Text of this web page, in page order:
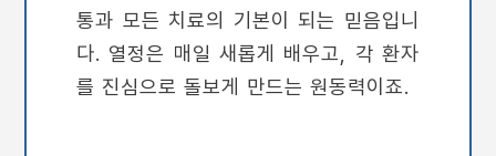
통과 모든 치료의 기본이 되는 믿음입니
다. 열정은 매일 새롭게 배우고, 각 환자
를 진심으로 돌보게 만드는 원동력이죠.